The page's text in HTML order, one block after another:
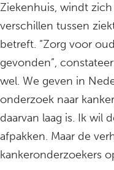
Ziekenhuis, windt
verschillen tussen
betreft. “Zorg voor
gevonden”,
wel. We geven in
onderzoek naar
daarvan laag is. Ik wil
afpakken. Maar de
kankeronderzoekers